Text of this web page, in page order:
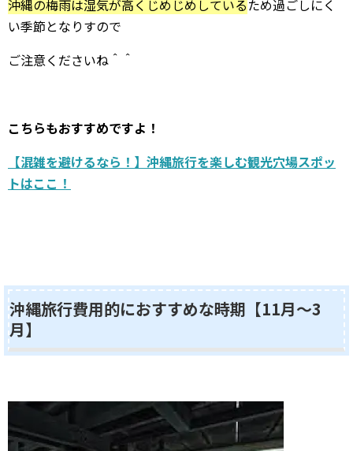
沖縄の梅雨は湿気が高くじめじめしているため過ごしにく
い季節となりすので
ご注意くださいね＾＾
こちらもおすすめですよ！
【混雑を避けるなら！】沖縄旅行を楽しむ観光穴場スポッ
トはここ！
沖縄旅行費用的におすすめな時期【11月～3
月】